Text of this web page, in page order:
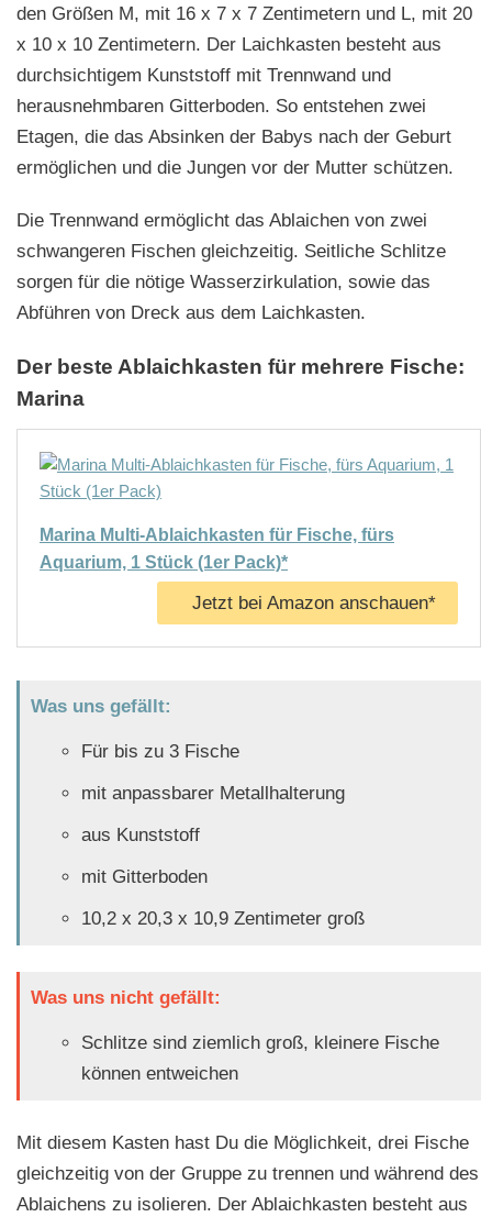
den Größen M, mit 16 x 7 x 7 Zentimetern und L, mit 20
x 10 x 10 Zentimetern. Der Laichkasten besteht aus
durchsichtigem Kunststoff mit Trennwand und
herausnehmbaren Gitterboden. So entstehen zwei
Etagen, die das Absinken der Babys nach der Geburt
ermöglichen und die Jungen vor der Mutter schützen.
Die Trennwand ermöglicht das Ablaichen von zwei
schwangeren Fischen gleichzeitig. Seitliche Schlitze
sorgen für die nötige Wasserzirkulation, sowie das
Abführen von Dreck aus dem Laichkasten.
Der beste Ablaichkasten für mehrere Fische:
Marina
Marina Multi-Ablaichkasten für Fische, fürs
Aquarium, 1 Stück (1er Pack)*
Jetzt bei Amazon anschauen*
Was uns gefällt:
Für bis zu 3 Fische
mit anpassbarer Metallhalterung
aus Kunststoff
mit Gitterboden
10,2 x 20,3 x 10,9 Zentimeter groß
Was uns nicht gefällt:
Schlitze sind ziemlich groß, kleinere Fische
können entweichen
Mit diesem Kasten hast Du die Möglichkeit, drei Fische
gleichzeitig von der Gruppe zu trennen und während des
Ablaichens zu isolieren. Der Ablaichkasten besteht aus